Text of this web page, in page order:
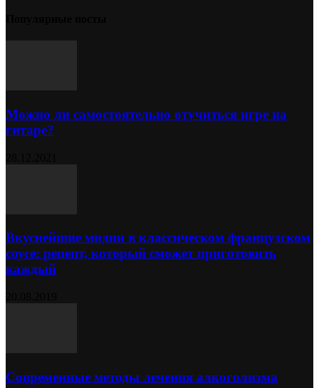
Можно ли самостоятельно отучиться игре на
гитаре?
Вкуснейшие мидии в классическом французском
соусе: рецепт, который сможет приготовить
каждый
Современные методы лечения алкоголизма